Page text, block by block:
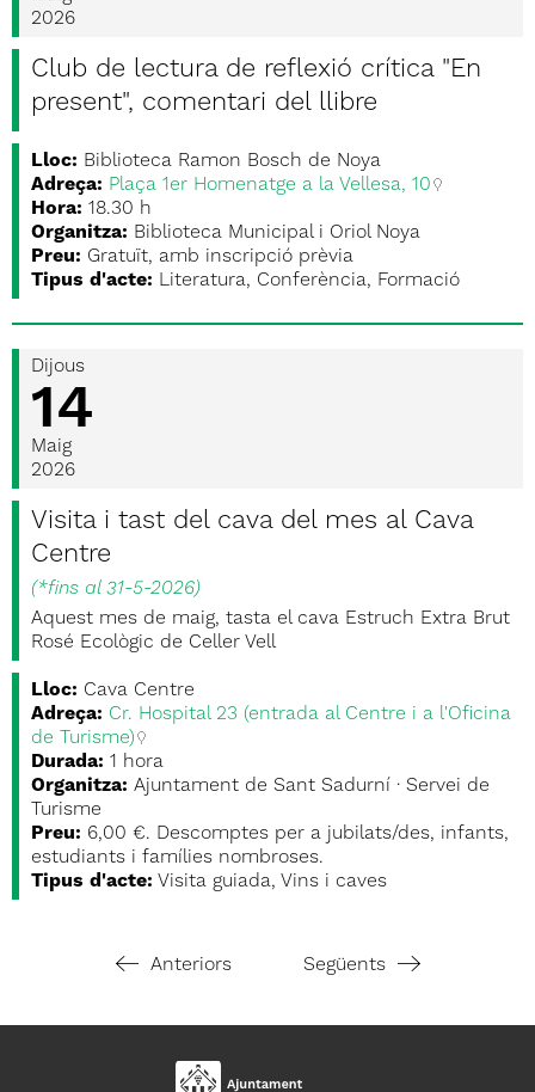
2026
Club de lectura de reflexió crítica "En
present", comentari del llibre
Lloc: Biblioteca Ramon Bosch de Noya
Adreça: Plaça 1er Homenatge a la Vellesa, 10
Hora: 18.30 h
Organitza: Biblioteca Municipal i Oriol Noya
Preu: Gratuït, amb inscripció prèvia
Tipus d'acte: Literatura, Conferència, Formació
Dijous
14
Maig
2026
Visita i tast del cava del mes al Cava
Centre
(*fins al 31-5-2026)
Aquest mes de maig, tasta el cava Estruch Extra Brut
Rosé Ecològic de Celler Vell
Lloc: Cava Centre
Adreça: Cr. Hospital 23 (entrada al Centre i a l'Oficina
de Turisme)
Durada: 1 hora
Organitza: Ajuntament de Sant Sadurní · Servei de
Turisme
Preu: 6,00 €. Descomptes per a jubilats/des, infants,
estudiants i famílies nombroses.
Tipus d'acte: Visita guiada, Vins i caves
Anteriors Següents